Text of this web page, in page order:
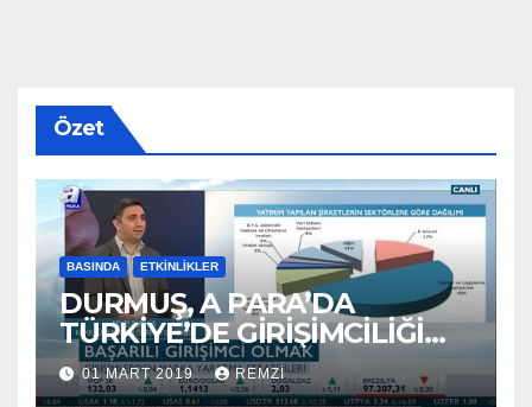
Özet
BASINDA ETKINLIKLER
DURMUŞ, A PARA’DA
TÜRKİYE’DE GİRİŞİMCİLİĞİ
ANLATTI
01 MART 2019 REMZI